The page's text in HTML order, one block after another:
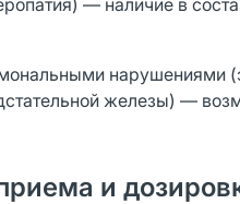
— наличие в
нарушениями
железы) —
и